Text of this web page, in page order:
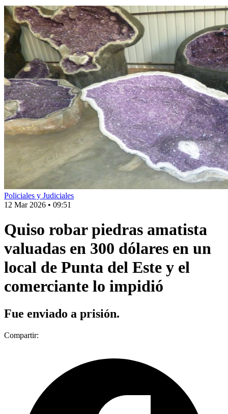
Policiales y Judiciales
12 Mar 2026 • 09:51
Quiso robar piedras amatista
valuadas en 300 dólares en un
local de Punta del Este y el
comerciante lo impidió
Fue enviado a prisión.
Compartir: